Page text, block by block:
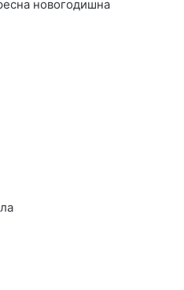
новогодишна